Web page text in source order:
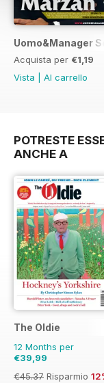
Uomo&Manager
Acquista per €1,19
Vista
Al carrello
POTRESTE
ANCHE A
The Oldie
12 Months per
€39,99
€45.37 Risparmio